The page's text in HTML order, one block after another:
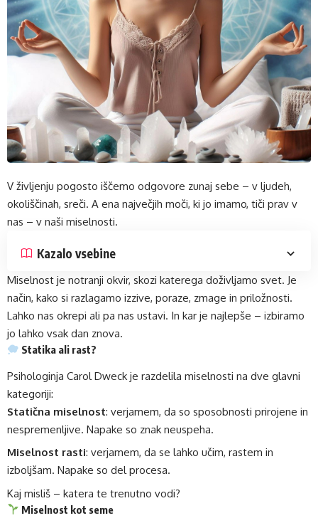
V življenju pogosto iščemo odgovore zunaj sebe – v ljudeh,
okoliščinah, sreči. A ena največjih moči, ki jo imamo, tiči prav v
nas – v naši miselnosti.
Kazalo vsebine
Miselnost je notranji okvir, skozi katerega doživljamo svet. Je
način, kako si razlagamo izzive, poraze, zmage in priložnosti.
Lahko nas okrepi ali pa nas ustavi. In kar je najlepše – izbiramo
jo lahko vsak dan znova.
Statika ali rast?
Psihologinja Carol Dweck je razdelila miselnosti na dve glavni
kategoriji:
Statična miselnost: verjamem, da so sposobnosti prirojene in
nespremenljive. Napake so znak neuspeha.
Miselnost rasti: verjamem, da se lahko učim, rastem in
izboljšam. Napake so del procesa.
Kaj misliš – katera te trenutno vodi?
Miselnost kot seme